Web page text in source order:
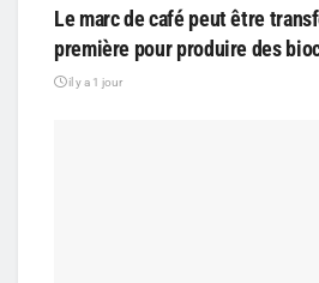
Le marc de café peut être
première pour produire des
il y a 1 jour